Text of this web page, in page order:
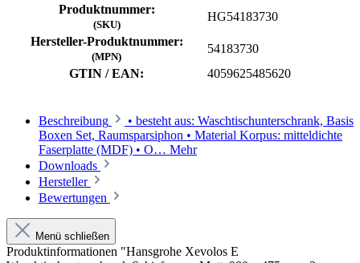
Produktnummer:
(SKU)
HG54183730
Hersteller-Produktnummer:
(MPN)
54183730
GTIN / EAN:
4059625485620
Beschreibung
• besteht aus: Waschtischunterschrank, Basis
Boxen Set, Raumsparsiphon • Material Korpus: mitteldichte
Faserplatte (MDF) • O… Mehr
Downloads
Hersteller
Bewertungen
Menü schließen
Produktinformationen "Hansgrohe Xevolos E